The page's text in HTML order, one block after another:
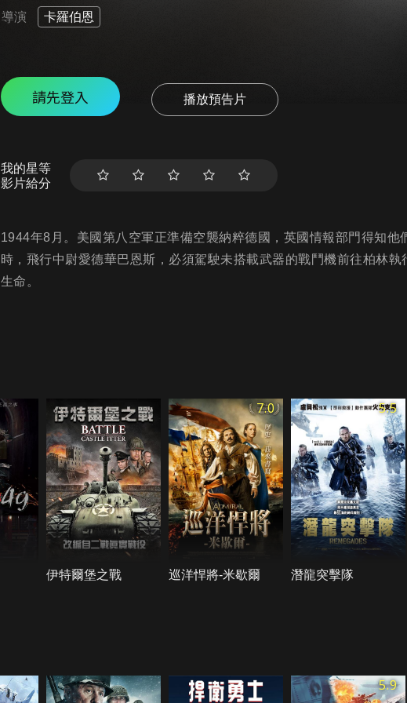
導演 卡羅伯恩
請先登入 播放預告片
我的星等
影片給分
1944年8月。美國第八空軍正準備空襲納粹德國，英國情報部門得知
時，飛行中尉愛德華巴恩斯，必須駕駛未搭載武器的戰鬥機前往柏林
生命。
伊特爾堡之戰
7.0
巡洋悍將-米歇爾
5.5
潛龍突擊隊
5.9